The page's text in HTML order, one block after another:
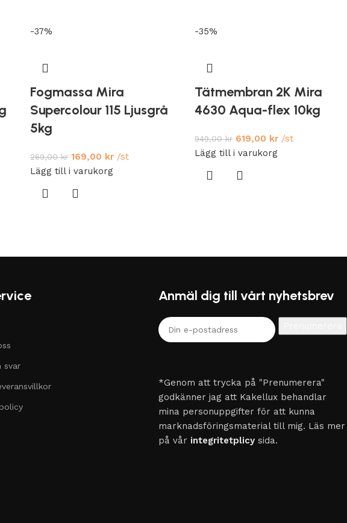
-37%
Fogmassa Mira
Supercolour 115 Ljusgrå
5kg
269,00kr 169,00 kr /st
Lägg till i varukorg
-35%
Tätmembran 2K Mira
4630 Aqua-flex 10kg
949,00kr 619,00 kr /st
Lägg till i varukorg
svar
Anmäl dig till vårt nyhetsbrev
*Genom att trycka på "Prenumerera"
godkänner jag att Kakellux behandlar
mina personuppgifter för att kunna
marknadsföringsmaterial till mig. Läs mer
på vår integritetplicysida.